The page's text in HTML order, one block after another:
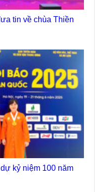
tin về chùa Thiền
kỷ niệm 100 năm